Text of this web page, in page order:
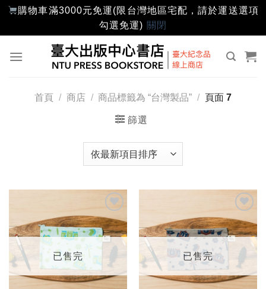
購物車滿3000元免運(限台灣地區宅配，請於運送選項
勾選免運) 關閉
首頁 / 商店 / 商品標籤為 “台灣製品” / 頁面 7
篩選
加入
「願
望輕
單」
已售完
加入
「願
望輕
已售完